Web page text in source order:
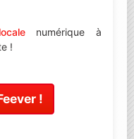
numérique à
!
!